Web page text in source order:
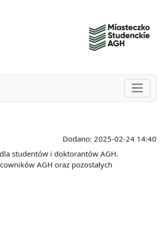
Dodano: 2025-02-24 14:40
studentów i doktorantów AGH.
AGH oraz pozostałych